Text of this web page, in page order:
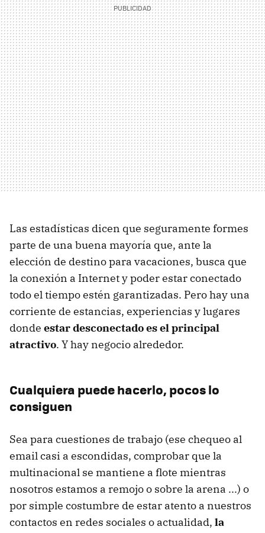
Las estadísticas dicen que seguramente formes
parte de una buena mayoría que, ante la
elección de destino para vacaciones, busca que
la conexión a Internet y poder estar conectado
todo el tiempo estén garantizadas. Pero hay una
corriente de estancias, experiencias y lugares
donde estar desconectado es el principal
atractivo. Y hay negocio alrededor.
Cualquiera puede hacerlo, pocos lo
consiguen
Sea para cuestiones de trabajo (ese chequeo al
email casi a escondidas, comprobar que la
multinacional se mantiene a flote mientras
nosotros estamos a remojo o sobre la arena ...) o
por simple costumbre de estar atento a nuestros
contactos en redes sociales o actualidad, la